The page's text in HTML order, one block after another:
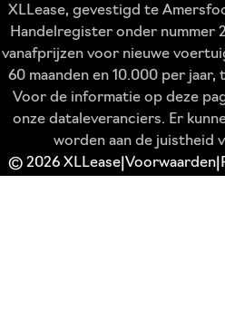
XLLease, gevestigd te
Handelregister onder nummer
vanafprijzen voor nieuwe
60 maanden en 10.000 per jaar,
Voor de informatie op deze
onze dataleveranciers. Er
worden aan de juistheid
© 2026 XLLease Voorwaarden